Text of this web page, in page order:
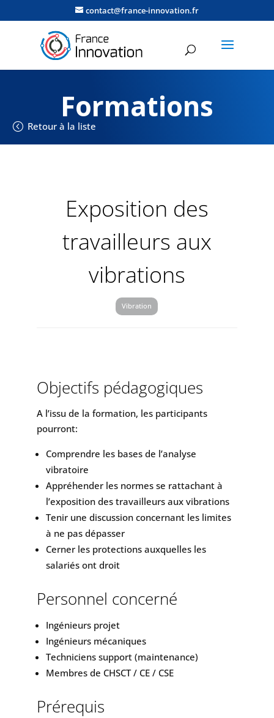
contact@france-innovation.fr
Formations
Retour à la liste
Exposition des
travailleurs aux
vibrations
Vibration
Objectifs pédagogiques
A l’issu de la formation, les participants
pourront:
Comprendre les bases de l’analyse
vibratoire
Appréhender les normes se rattachant à
l’exposition des travailleurs aux vibrations
Tenir une discussion concernant les limites
à ne pas dépasser
Cerner les protections auxquelles les
salariés ont droit
Personnel concerné
Ingénieurs projet
Ingénieurs mécaniques
Techniciens support (maintenance)
Membres de CHSCT / CE / CSE
Prérequis